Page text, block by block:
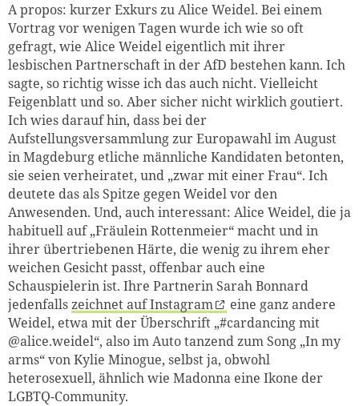
A propos: kurzer Exkurs zu Alice Weidel. Bei einem
Vortrag vor wenigen Tagen wurde ich wie so oft
gefragt, wie Alice Weidel eigentlich mit ihrer
lesbischen Partnerschaft in der AfD bestehen kann. Ich
sagte, so richtig wisse ich das auch nicht. Vielleicht
Feigenblatt und so. Aber sicher nicht wirklich goutiert.
Ich wies darauf hin, dass bei der
Aufstellungsversammlung zur Europawahl im August
in Magdeburg etliche männliche Kandidaten betonten,
sie seien verheiratet, und „zwar mit einer Frau“. Ich
deutete das als Spitze gegen Weidel vor den
Anwesenden. Und, auch interessant: Alice Weidel, die ja
habituell auf „Fräulein Rottenmeier“ macht und in
ihrer übertriebenen Härte, die wenig zu ihrem eher
weichen Gesicht passt, offenbar auch eine
Schauspielerin ist. Ihre Partnerin Sarah Bonnard
jedenfallszeichnet auf Instagram
eine ganz andere
Weidel, etwa mit der Überschrift „#cardancing mit
@alice.weidel“, also im Auto tanzend zum Song „In my
arms“ von Kylie Minogue, selbst ja, obwohl
heterosexuell, ähnlich wie Madonna eine Ikone der
LGBTQ-Community.